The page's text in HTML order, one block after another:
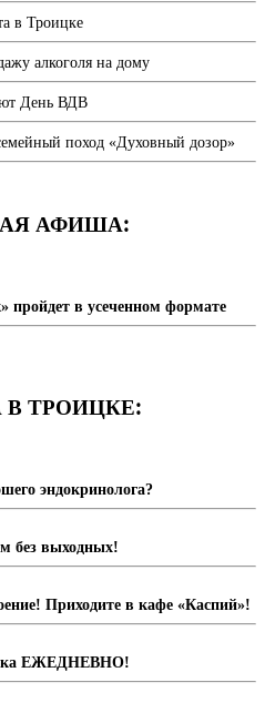
в Троицке
алкоголя на дому
День ВДВ
поход «Духовный дозор»
АФИША:
в усеченном формате
ТРОИЦКЕ:
эндокринолога?
без выходных!
Приходите в кафе «Каспий»!
ЕЖЕДНЕВНО!